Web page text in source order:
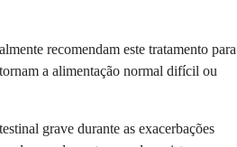
recomendam este tratamento para
a alimentação normal difícil ou
grave durante as exacerbações